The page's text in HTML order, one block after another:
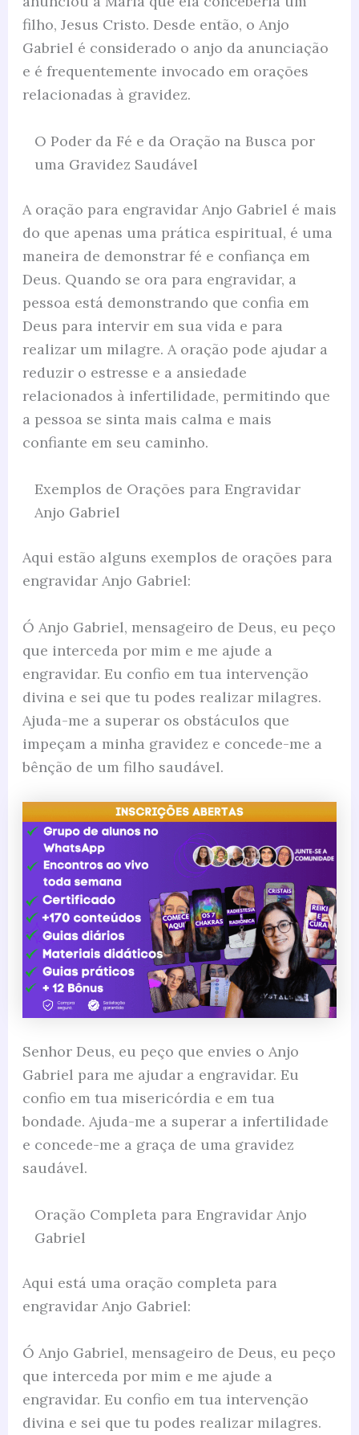
filho, Jesus Cristo. Desde então, o Anjo
Gabriel é considerado o anjo da anunciação
e é frequentemente invocado em orações
relacionadas à gravidez.
O Poder da Fé e da Oração na Busca por
uma Gravidez Saudável
A oração para engravidar Anjo Gabriel é mais
do que apenas uma prática espiritual, é uma
maneira de demonstrar fé e confiança em
Deus. Quando se ora para engravidar, a
pessoa está demonstrando que confia em
Deus para intervir em sua vida e para
realizar um milagre. A oração pode ajudar a
reduzir o estresse e a ansiedade
relacionados à infertilidade, permitindo que
a pessoa se sinta mais calma e mais
confiante em seu caminho.
Exemplos de Orações para Engravidar
Anjo Gabriel
Aqui estão alguns exemplos de orações para
engravidar Anjo Gabriel:
Ó Anjo Gabriel, mensageiro de Deus, eu peço
que interceda por mim e me ajude a
engravidar. Eu confio em tua intervenção
divina e sei que tu podes realizar milagres.
Ajuda-me a superar os obstáculos que
impeçam a minha gravidez e concede-me a
bênção de um filho saudável.
Senhor Deus, eu peço que envies o Anjo
Gabriel para me ajudar a engravidar. Eu
confio em tua misericórdia e em tua
bondade. Ajuda-me a superar a infertilidade
e concede-me a graça de uma gravidez
saudável.
Oração Completa para Engravidar Anjo
Gabriel
Aqui está uma oração completa para
engravidar Anjo Gabriel:
Ó Anjo Gabriel, mensageiro de Deus, eu peço
que interceda por mim e me ajude a
engravidar. Eu confio em tua intervenção
divina e sei que tu podes realizar milagres.